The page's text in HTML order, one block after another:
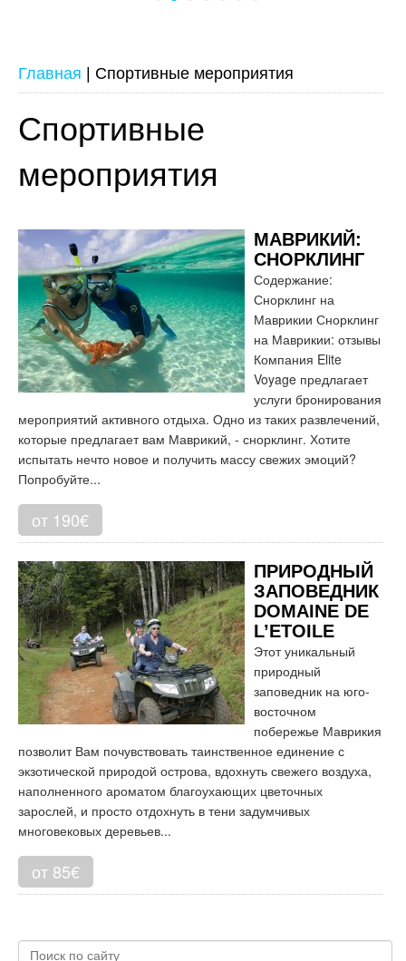
Главная Спортивные мероприятия
Спортивные
мероприятия
МАВРИКИЙ:
СНОРКЛИНГ
Содержание:
Снорклинг на
Маврикии Снорклинг
на Маврикии: отзывы
Компания Elite
Voyage предлагает
услуги бронирования
мероприятий активного отдыха. Одно из таких развлечений,
которые предлагает вам Маврикий, - снорклинг. Хотите
испытать нечто новое и получить массу свежих эмоций?
Попробуйте...
от 190€
ПРИРОДНЫЙ
ЗАПОВЕДНИК
DOMAINE DE
L’ETOILE
Этот уникальный
природный
заповедник на юго-
восточном
побережье Маврикия
позволит Вам почувствовать таинственное единение с
экзотической природой острова, вдохнуть свежего воздуха,
наполненного ароматом благоухающих цветочных
зарослей, и просто отдохнуть в тени задумчивых
многовековых деревьев...
от 85€